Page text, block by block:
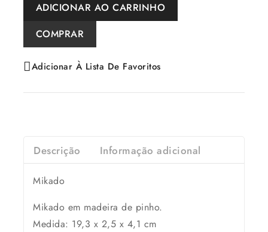
ADICIONAR AO CARRINHO
COMPRAR
Adicionar À Lista De Favoritos
Descrição Informação adicional
Mikado
Mikado em madeira de pinho.
Medida: 19,3 x 2,5 x 4,1 cm